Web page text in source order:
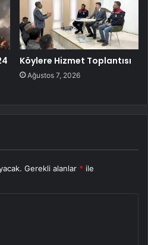
Köylere Hizmet Toplantısı
Ağustos 7, 2026
Gerekli alanlar * ile